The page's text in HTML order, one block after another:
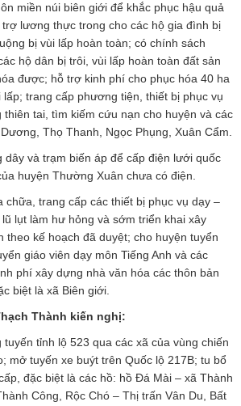
miền núi biên giới để khắc phục hậu quả
lương thực trong cho các hộ gia đình bị
bị vùi lấp hoàn toàn; có chính sách
hộ dân bị trôi, vùi lấp hoàn toàn đất sản
được; hỗ trợ kinh phí cho phục hóa 40 ha
trang cấp phương tiện, thiết bị phục vụ
thiên tai, tìm kiếm cứu nạn cho huyện và các
Thọ Thanh, Ngọc Phụng, Xuân Cẩm.
dây và trạm biến áp để cấp điện lưới quốc
huyện Thường Xuân chưa có điện.
chữa, trang cấp các thiết bị phục vụ dạy –
lụt làm hư hỏng và sớm triển khai xây
theo kế hoạch đã duyệt; cho huyện tuyển
giáo viên dạy môn Tiếng Anh và các
phí xây dựng nhà văn hóa các thôn bản
biệt là xã Biên giới.
Thành kiến nghị:
tỉnh lộ 523 qua các xã của vùng chiến
mở tuyến xe buýt trên Quốc lộ 217B; tu bổ
đặc biệt là các hồ: hồ Đá Mài – xã Thành
Công, Rộc Chó – Thị trấn Vân Du, Bất